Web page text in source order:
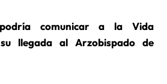
comunicar a la Vida
llegada al Arzobispado de